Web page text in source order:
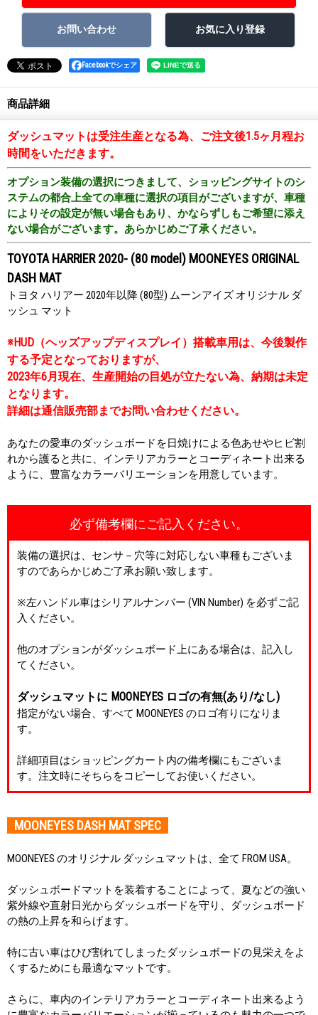
Facebookでシェア
商品詳細
ダッシュマットは受注生産となる為、ご注文後1.5ヶ月程お
時間をいただきます。
オプション装備の選択につきまして、ショッピングサイトのシ
ステムの都合上全ての車種に選択の項目がございますが、車種
によりその設定が無い場合もあり、かならずしもご希望に添え
ない場合がございます。あらかじめご了承ください。
TOYOTA HARRIER 2020- (80 model) MOONEYES ORIGINAL
DASH MAT
トヨタ ハリアー 2020年以降 (80型) ムーンアイズ オリジナル ダ
ッシュ マット
※HUD（ヘッズアップディスプレイ）搭載車用は、今後製作
する予定となっておりますが、
2023年6月現在、生産開始の目処が立たない為、納期は未定
となります。
詳細は通信販売部までお問い合わせください。
あなたの愛車のダッシュボードを日焼けによる色あせやヒビ割
れから護ると共に、インテリアカラーとコーディネート出来る
ように、豊富なカラーバリエーションを用意しています。
必ず備考欄にご記入ください。
装備の選択は、センサ－穴等に対応しない車種もございま
すのであらかじめご了承お願い致します。
※左ハンドル車はシリアルナンバー (VIN Number) を必ずご記
入ください。
他のオプションがダッシュボード上にある場合は、記入し
てください。
ダッシュマットに MOONEYES ロゴの有無(あり/なし)
指定がない場合、すべて MOONEYES のロゴ有りになりま
す。
詳細項目はショッピングカート内の備考欄にもございま
す。注文時にそちらをコピーしてお使いください。
MOONEYES DASH MAT SPEC
MOONEYES のオリジナル ダッシュマットは、全て FROM USA。
ダッシュボードマットを装着することによって、夏などの強い
紫外線や直射日光からダッシュボードを守り、ダッシュボード
の熱の上昇を和らげます。
特に古い車はひび割れてしまったダッシュボードの見栄えをよ
くするためにも最適なマットです。
さらに、車内のインテリアカラーとコーディネート出来るよう